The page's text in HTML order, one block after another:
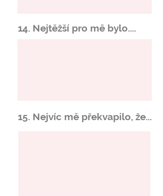
14. Nejtěžší pro mě bylo....
15. Nejvíc mě překvapilo, že...